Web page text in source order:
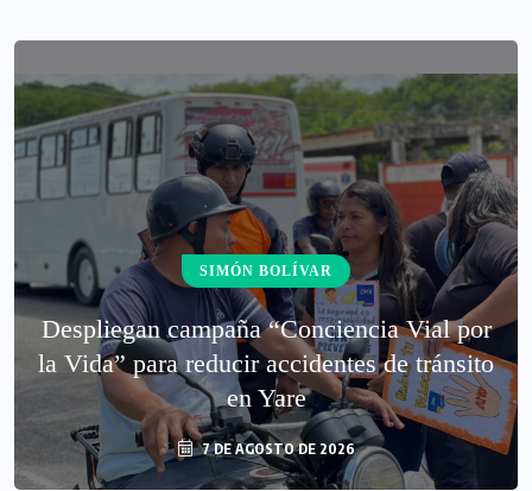
SIMÓN BOLÍVAR
‎Despliegan campaña “Conciencia Vial por
la Vida” para reducir accidentes de tránsito
en Yare
7 DE AGOSTO DE 2026